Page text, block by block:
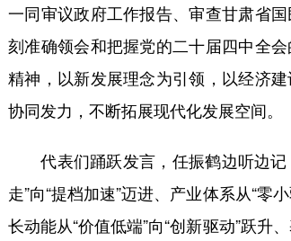
一同审议政府工作报告、审查甘肃省
刻准确领会和把握党的二十届四中全
精神，以新发展理念为引领，以经济
协同发力，不断拓展现代化发展空间。
代表们踊跃发言，任振鹤边听边记
走”向“提档加速”迈进、产业体系从“零
长动能从“价值低端”向“创新驱动”跃升